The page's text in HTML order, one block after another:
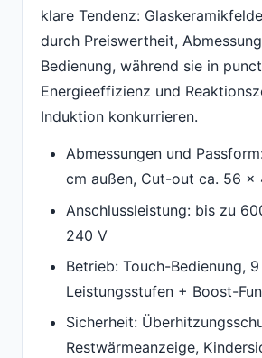
klare Tendenz:
durch Preiswertheit,
Bedienung, während sie in
Energieeffizienz und
Induktion konkurrieren.
Abmessungen und
cm außen, Cut-out ca. 56 x
Anschlussleistung: bis zu
240 V
Betrieb: Touch-Bedienung, 9
Leistungsstufen + Boost-
Sicherheit:
Restwärmeanzeige,